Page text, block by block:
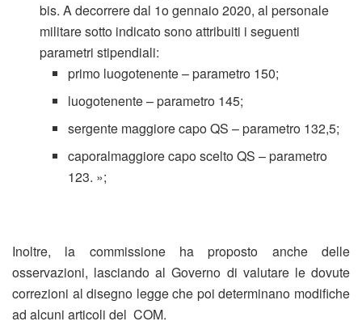
bis. A decorrere dal 1o gennaio 2020, al personale
militare sotto indicato sono attribuiti i seguenti
parametri stipendiali:
primo luogotenente – parametro 150;
luogotenente – parametro 145;
sergente maggiore capo QS – parametro 132,5;
caporalmaggiore capo scelto QS – parametro
123. »;
Inoltre, la commissione ha proposto anche delle
osservazioni, lasciando al Governo di valutare le dovute
correzioni al disegno legge che poi determinano modifiche
ad alcuni articoli del COM.